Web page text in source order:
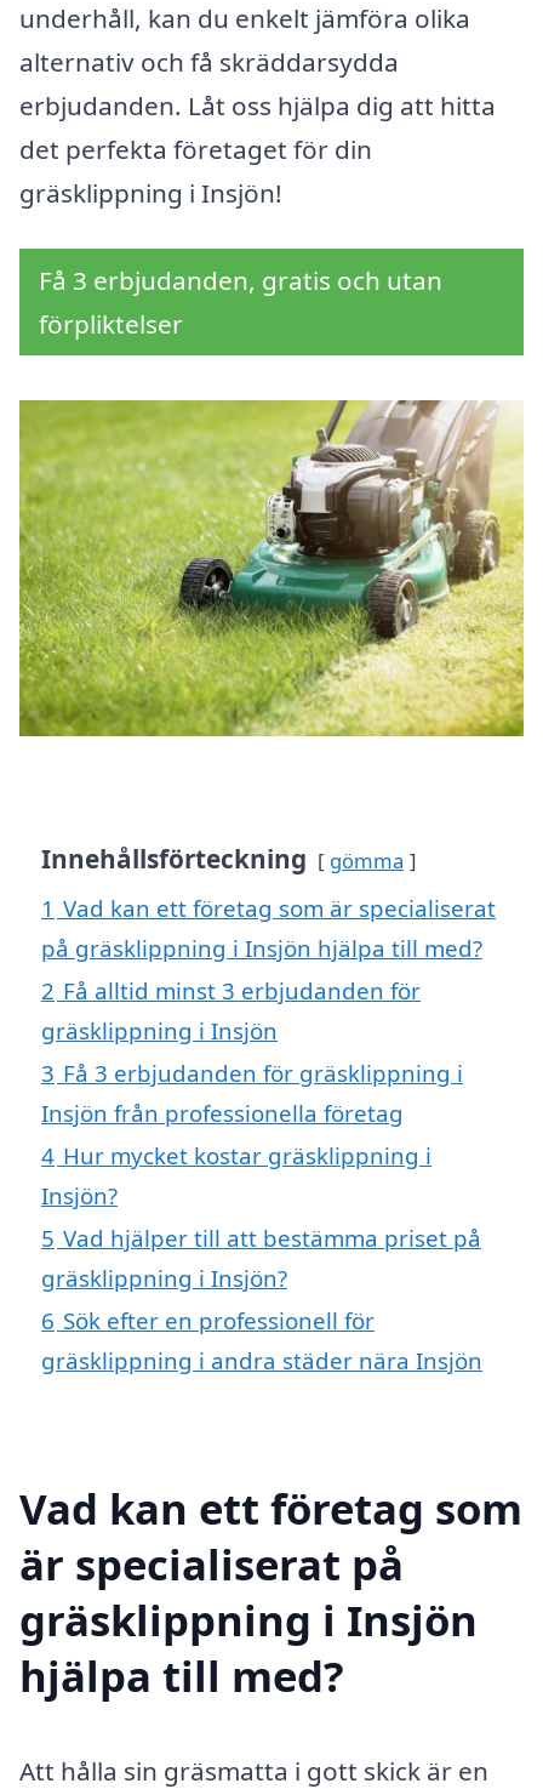
underhåll, kan du enkelt jämföra olika
alternativ och få skräddarsydda
erbjudanden. Låt oss hjälpa dig att hitta
det perfekta företaget för din
gräsklippning i Insjön!
Få 3 erbjudanden, gratis och utan
förpliktelser
Innehållsförteckning gömma
1 Vad kan ett företag som är specialiserat
på gräsklippning i Insjön hjälpa till med?
2 Få alltid minst 3 erbjudanden för
gräsklippning i Insjön
3 Få 3 erbjudanden för gräsklippning i
Insjön från professionella företag
4 Hur mycket kostar gräsklippning i
Insjön?
5 Vad hjälper till att bestämma priset på
gräsklippning i Insjön?
6 Sök efter en professionell för
gräsklippning i andra städer nära Insjön
Vad kan ett företag som
är specialiserat på
gräsklippning i Insjön
hjälpa till med?
Att hålla sin gräsmatta i gott skick är en